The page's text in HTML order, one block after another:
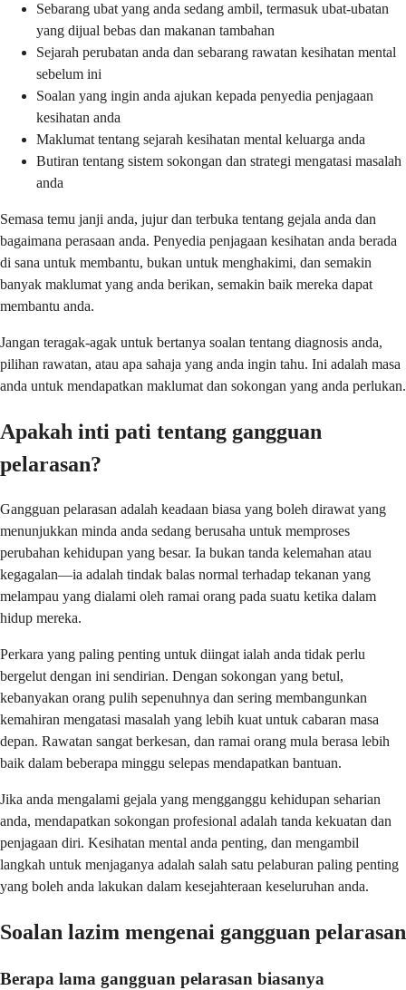
Sebarang ubat yang anda sedang ambil, termasuk ubat-ubatan
yang dijual bebas dan makanan tambahan
Sejarah perubatan anda dan sebarang rawatan kesihatan mental
sebelum ini
Soalan yang ingin anda ajukan kepada penyedia penjagaan
kesihatan anda
Maklumat tentang sejarah kesihatan mental keluarga anda
Butiran tentang sistem sokongan dan strategi mengatasi masalah
anda
Semasa temu janji anda, jujur dan terbuka tentang gejala anda dan
bagaimana perasaan anda. Penyedia penjagaan kesihatan anda berada
di sana untuk membantu, bukan untuk menghakimi, dan semakin
banyak maklumat yang anda berikan, semakin baik mereka dapat
membantu anda.
Jangan teragak-agak untuk bertanya soalan tentang diagnosis anda,
pilihan rawatan, atau apa sahaja yang anda ingin tahu. Ini adalah masa
anda untuk mendapatkan maklumat dan sokongan yang anda perlukan.
Apakah inti pati tentang gangguan
pelarasan?
Gangguan pelarasan adalah keadaan biasa yang boleh dirawat yang
menunjukkan minda anda sedang berusaha untuk memproses
perubahan kehidupan yang besar. Ia bukan tanda kelemahan atau
kegagalan—ia adalah tindak balas normal terhadap tekanan yang
melampau yang dialami oleh ramai orang pada suatu ketika dalam
hidup mereka.
Perkara yang paling penting untuk diingat ialah anda tidak perlu
bergelut dengan ini sendirian. Dengan sokongan yang betul,
kebanyakan orang pulih sepenuhnya dan sering membangunkan
kemahiran mengatasi masalah yang lebih kuat untuk cabaran masa
depan. Rawatan sangat berkesan, dan ramai orang mula berasa lebih
baik dalam beberapa minggu selepas mendapatkan bantuan.
Jika anda mengalami gejala yang mengganggu kehidupan seharian
anda, mendapatkan sokongan profesional adalah tanda kekuatan dan
penjagaan diri. Kesihatan mental anda penting, dan mengambil
langkah untuk menjaganya adalah salah satu pelaburan paling penting
yang boleh anda lakukan dalam kesejahteraan keseluruhan anda.
Soalan lazim mengenai gangguan pelarasan
Berapa lama gangguan pelarasan biasanya